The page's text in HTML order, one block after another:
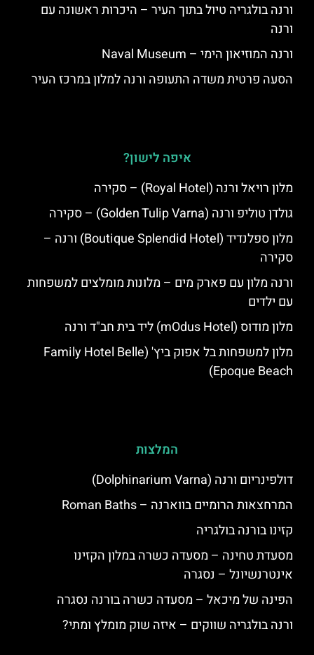
ורנה בולגריה טיול בתוך העיר – היכרות ראשונה עם
ורנה
ורנה המוזיאון הימי – Naval Museum
הסעה פרטית משדה התעופה ורנה למלון במרכז העיר
איפה לישון?
מלון רויאל ורנה (Royal Hotel) – סקירה
גולדן טוליפ ורנה (Golden Tulip Varna) – סקירה
מלון ספלנדיד (Boutique Splendid Hotel) ורנה –
סקירה
ורנה מלון עם פארק מים – מלונות מומלצים למשפחות
עם ילדים
מלון מודוס (mOdus Hotel) ליד בית חב"ד ורנה
מלון למשפחות בל אפוק ביץ' (Family Hotel Belle
Epoque Beach)
המלצות
דולפינריום ורנה (Dolphinarium Varna)
המרחצאות הרומיים בווארנה – Roman Baths
קזינו בורנה בולגריה
מסעדת טחינה – מסעדה כשרה במלון הקזינו
אינטרנשיונל – נסגרה
הפינה של מיכאל – מסעדה כשרה בורנה נסגרה
ורנה בולגריה שווקים – איזה שוק מומלץ ומתי?